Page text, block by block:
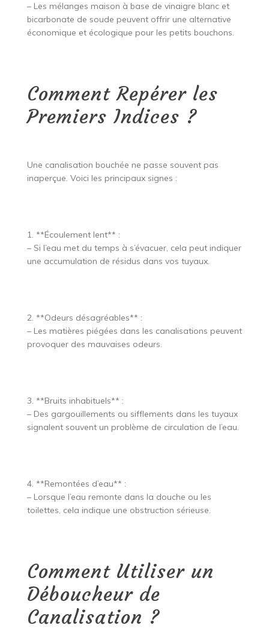
– Les mélanges maison à base de vinaigre blanc et
bicarbonate de soude peuvent offrir une alternative
économique et écologique pour les petits bouchons.
Comment Repérer les
Premiers Indices ?
Une canalisation bouchée ne passe souvent pas
inaperçue. Voici les principaux signes :
1. **Écoulement lent** :
– Si l’eau met du temps à s’évacuer, cela peut indiquer
une accumulation de résidus dans vos tuyaux.
2. **Odeurs désagréables** :
– Les matières piégées dans les canalisations peuvent
provoquer des mauvaises odeurs.
3. **Bruits inhabituels** :
– Des gargouillements ou sifflements dans les tuyaux
signalent souvent un problème de circulation de l’eau.
4. **Remontées d’eau** :
– Lorsque l’eau remonte dans la douche ou les
toilettes, cela indique une obstruction sérieuse.
Comment Utiliser un
Déboucheur de
Canalisation ?